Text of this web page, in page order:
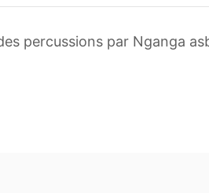
percussions par Nganga